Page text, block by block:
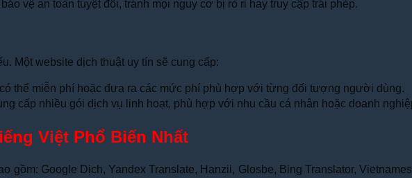
vệ an toàn tuyệt đối, tránh mọi nguy cơ bị rò rỉ hay truy cập trái phép.
Một website dịch thuật uy tín sẽ cung cấp:
thể miễn phí hoặc đưa ra các mức phí phù hợp với từng đối tượng người dùng.
cấp nhiều gói dịch vụ linh hoạt, phù hợp với nhu cầu cá nhân hoặc doanh
Việt Phổ Biến Nhất
gồm: Google Dịch, Yandex Translate, Hanzii, Glosbe, Bing Translator,